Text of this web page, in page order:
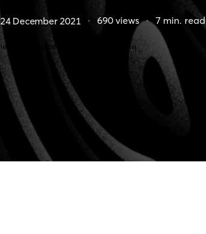
24 December 2021 690views 7min. read